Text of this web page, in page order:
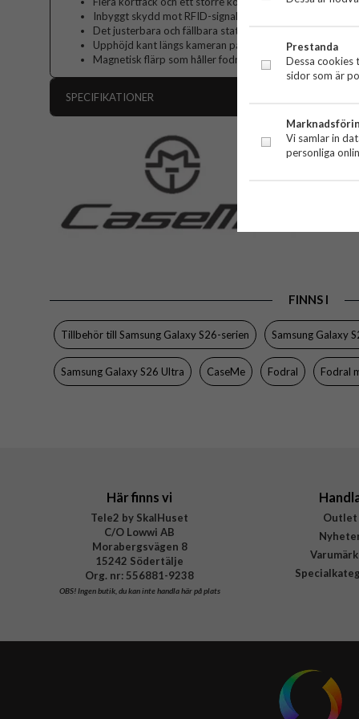
Inbyggt skydd mot RFID-signaler, skydda personlig
Det justerbara och fällbara stativet möjliggör bekväm
Upphöjd kant längs kameran på baksidan för extra skydd
Magnetisk flärp som håller fodralet stängt
SPECIFIKATIONER
Egenskaper
Färg
FINNS I
Tillbehör till Samsung Galaxy S26-serien Samsung Galaxy
Samsung Galaxy S26 Ultra CaseMe Fodral Fodral
Här finns vi
Tele2 by SkalHuset
C/O Lowwi AB
Morabergsvägen 8
15242 Södertälje
Org. nr: 556881-9238
OBS!Ingen butik, du kan inte handla här på plats
Outlet
Prestanda
Dessa cookies
sidor som är
Vi samlar in
personliga